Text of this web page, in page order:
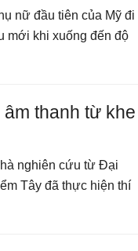
nữ đầu tiên của Mỹ đi
mới khi xuống đến độ
thanh từ khe
nghiên cứu từ Đại
Tây đã thực hiện thí